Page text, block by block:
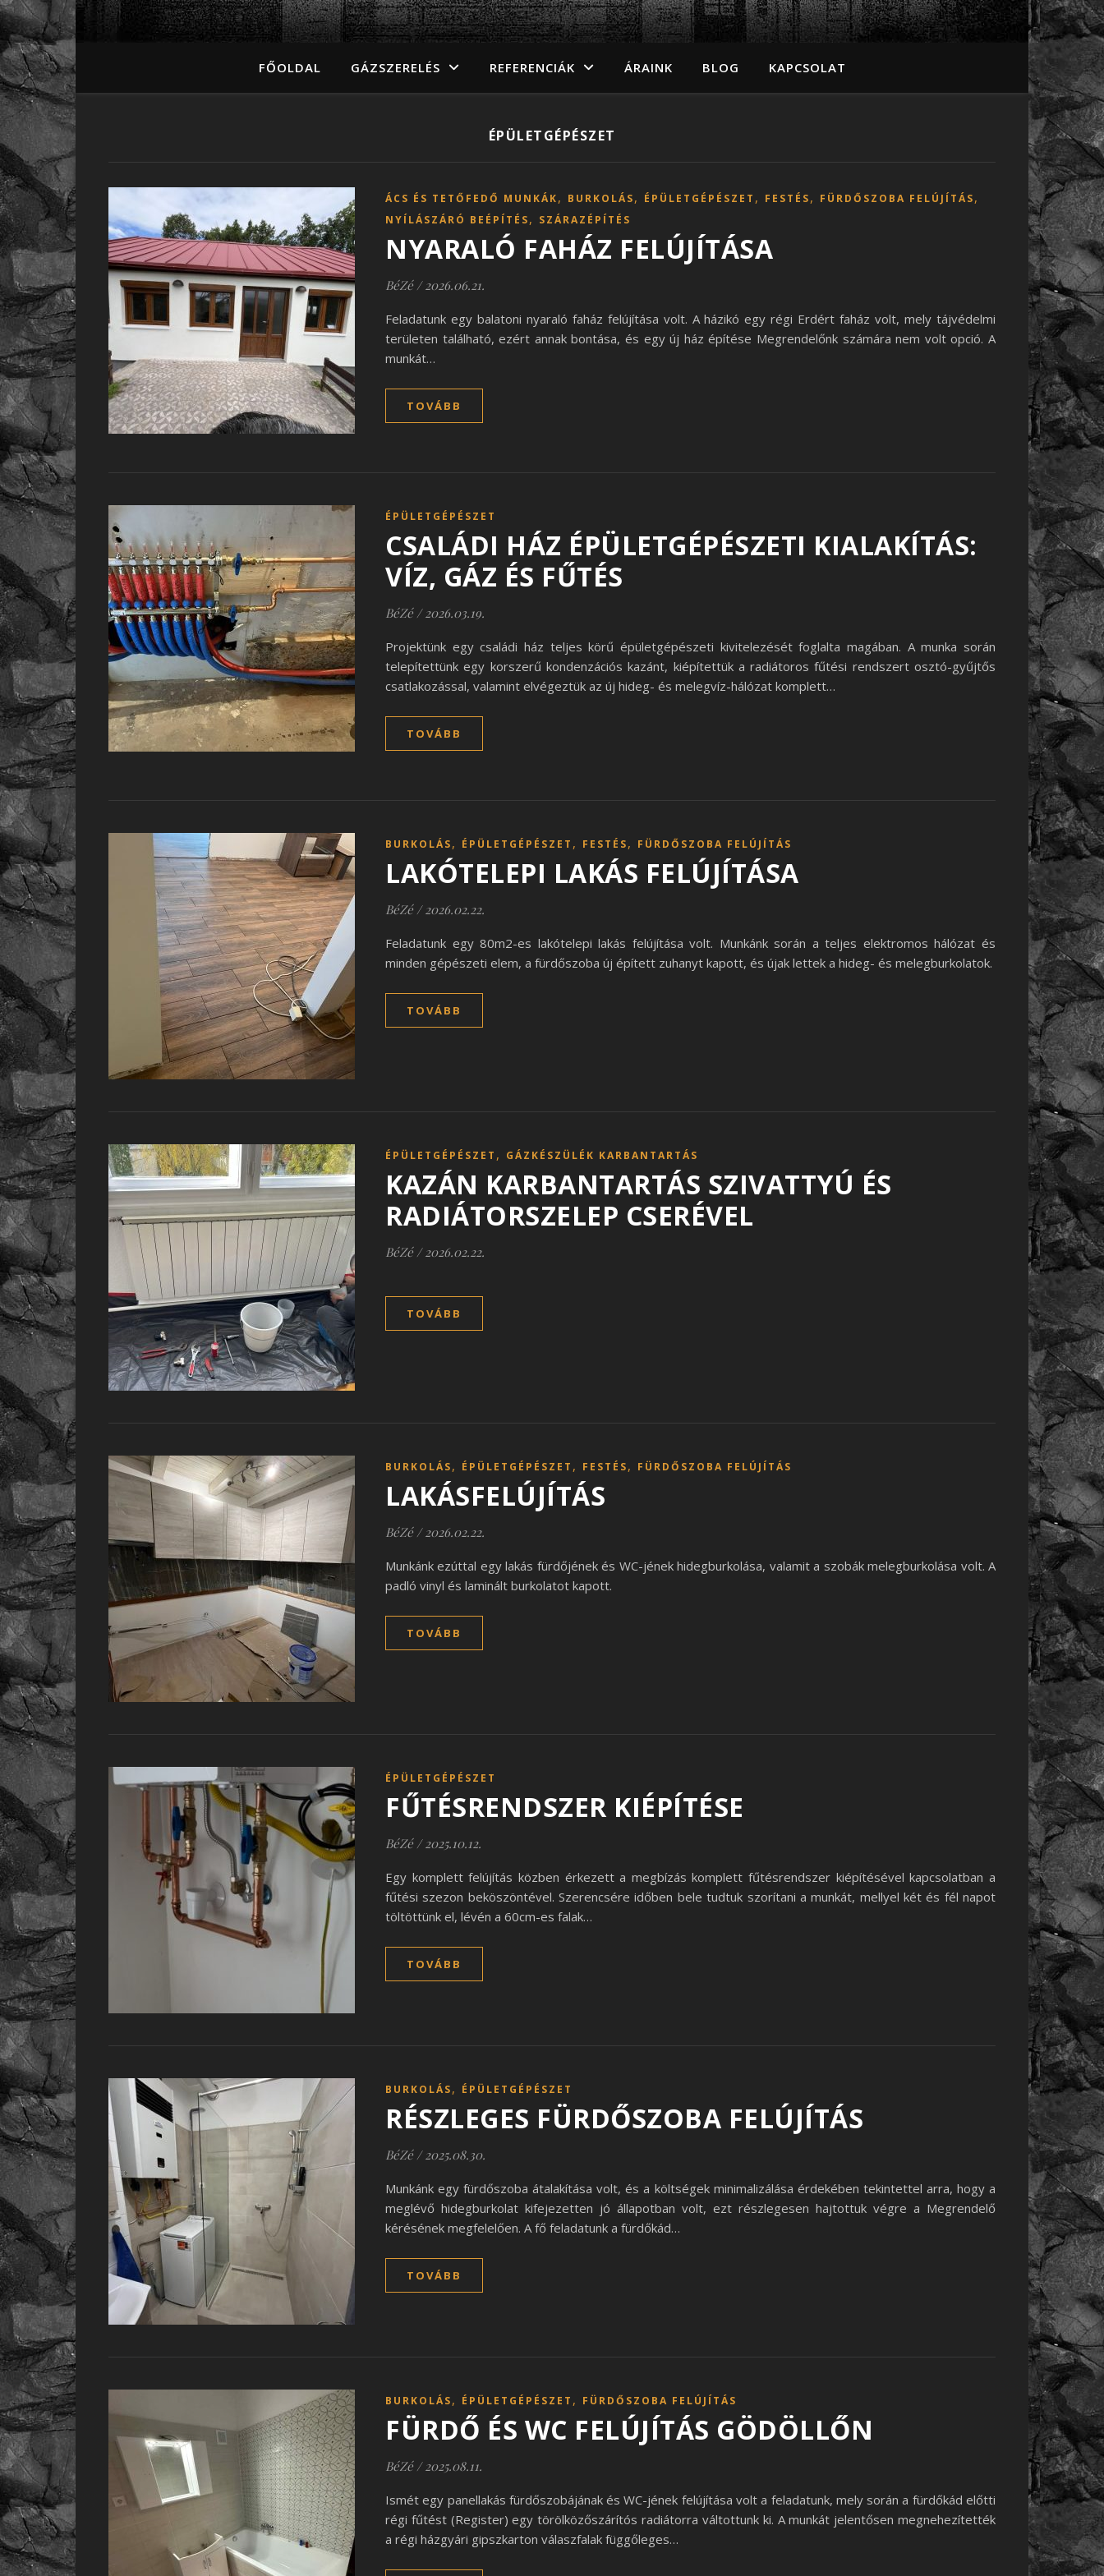
FŐOLDAL GÁZSZERELÉS REFERENCIÁK ÁRAINK BLOG KAPCSOLAT
ÉPÜLETGÉPÉSZET
ÁCS ÉS TETŐFEDŐ MUNKÁK, BURKOLÁS, ÉPÜLETGÉPÉSZET , FESTÉS, FÜRDŐSZOBA FELÚJÍTÁS,
NYÍLÁSZÁRÓ BEÉPÍTÉS, SZÁRAZÉPÍTÉS
NYARALÓ FAHÁZ FELÚJÍTÁSA
BéZé / 2026.06.21.
Feladatunk egy balatoni nyaraló faház felújítása volt. A házikó egy régi Erdért faház volt, mely tájvédelmi
területen található, ezért annak bontása, és egy új ház építése Megrendelőnk számára nem volt opció. A
munkát…
TOVÁBB
ÉPÜLETGÉPÉSZET
CSALÁDI HÁZ ÉPÜLETGÉPÉSZETI KIALAKÍTÁS:
VÍZ, GÁZ ÉS FŰTÉS
BéZé / 2026.03.19.
Projektünk egy családi ház teljes körű épületgépészeti kivitelezését foglalta magában. A munka során
telepítettünk egy korszerű kondenzációs kazánt, kiépítettük a radiátoros fűtési rendszert osztó-gyűjtős
csatlakozással, valamint elvégeztük az új hideg- és melegvíz-hálózat komplett…
TOVÁBB
BURKOLÁS, ÉPÜLETGÉPÉSZET , FESTÉS, FÜRDŐSZOBA FELÚJÍTÁS
LAKÓTELEPI LAKÁS FELÚJÍTÁSA
BéZé / 2026.02.22.
Feladatunk egy 80m2-es lakótelepi lakás felújítása volt. Munkánk során a teljes elektromos hálózat és
minden gépészeti elem, a fürdőszoba új épített zuhanyt kapott, és újak lettek a hideg- és melegburkolatok.
TOVÁBB
ÉPÜLETGÉPÉSZET , GÁZKÉSZÜLÉK KARBANTARTÁS
KAZÁN KARBANTARTÁS SZIVATTYÚ ÉS
RADIÁTORSZELEP CSERÉVEL
BéZé / 2026.02.22.
TOVÁBB
BURKOLÁS, ÉPÜLETGÉPÉSZET , FESTÉS, FÜRDŐSZOBA FELÚJÍTÁS
LAKÁSFELÚJÍTÁS
BéZé / 2026.02.22.
Munkánk ezúttal egy lakás fürdőjének és WC-jének hidegburkolása, valamit a szobák melegburkolása volt. A
padló vinyl és laminált burkolatot kapott.
TOVÁBB
ÉPÜLETGÉPÉSZET
FŰTÉSRENDSZER KIÉPÍTÉSE
BéZé / 2025.10.12.
Egy komplett felújítás közben érkezett a megbízás komplett fűtésrendszer kiépítésével kapcsolatban a
fűtési szezon beköszöntével. Szerencsére időben bele tudtuk szorítani a munkát, mellyel két és fél napot
töltöttünk el, lévén a 60cm-es falak…
TOVÁBB
BURKOLÁS, ÉPÜLETGÉPÉSZET
RÉSZLEGES FÜRDŐSZOBA FELÚJÍTÁS
BéZé / 2025.08.30.
Munkánk egy fürdőszoba átalakítása volt, és a költségek minimalizálása érdekében tekintettel arra, hogy a
meglévő hidegburkolat kifejezetten jó állapotban volt, ezt részlegesen hajtottuk végre a Megrendelő
kérésének megfelelően. A fő feladatunk a fürdőkád…
TOVÁBB
BURKOLÁS, ÉPÜLETGÉPÉSZET , FÜRDŐSZOBA FELÚJÍTÁS
FÜRDŐ ÉS WC FELÚJÍTÁS GÖDÖLLŐN
BéZé / 2025.08.11.
Ismét egy panellakás fürdőszobájának és WC-jének felújítása volt a feladatunk, mely során a fürdőkád előtti
régi fűtést (Register) egy törölközőszárítós radiátorra váltottunk ki. A munkát jelentősen megnehezítették
a régi házgyári gipszkarton válaszfalak függőleges…